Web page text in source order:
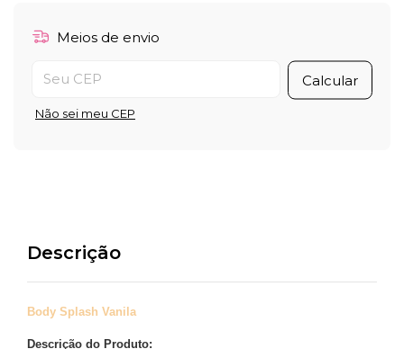
Meios de envio
Calcular
Não sei meu CEP
Descrição
Body Splash Vanila
Descrição do Produto: